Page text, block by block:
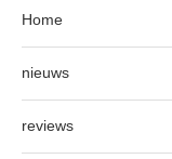
Home
nieuws
reviews